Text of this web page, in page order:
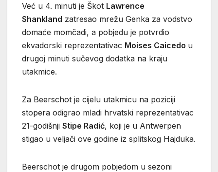
Već u 4. minuti je Škot Lawrence
Shankland zatresao mrežu Genka za vodstvo
domaće momčadi, a pobjedu je potvrdio
ekvadorski reprezentativac Moises Caicedo u
drugoj minuti sučevog dodatka na kraju
utakmice.
Za Beerschot je cijelu utakmicu na poziciji
stopera odigrao mladi hrvatski reprezentativac
21-godišnji Stipe Radić, koji je u Antwerpen
stigao u veljači ove godine iz splitskog Hajduka.
Beerschot je drugom pobjedom u sezoni